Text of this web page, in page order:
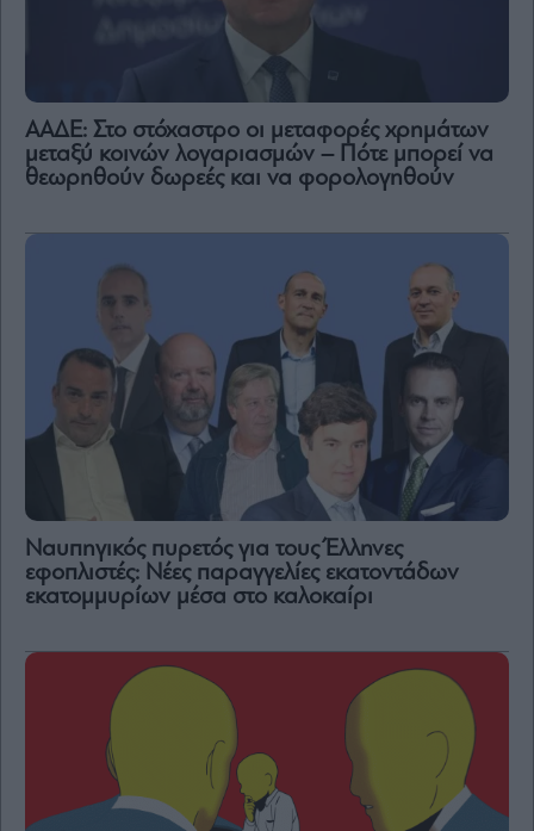
ΑΑΔΕ: Στο στόχαστρο οι μεταφορές χρημάτων
μεταξύ κοινών λογαριασμών – Πότε μπορεί να
θεωρηθούν δωρεές και να φορολογηθούν
Ναυπηγικός πυρετός για τους Έλληνες
εφοπλιστές: Νέες παραγγελίες εκατοντάδων
εκατομμυρίων μέσα στο καλοκαίρι